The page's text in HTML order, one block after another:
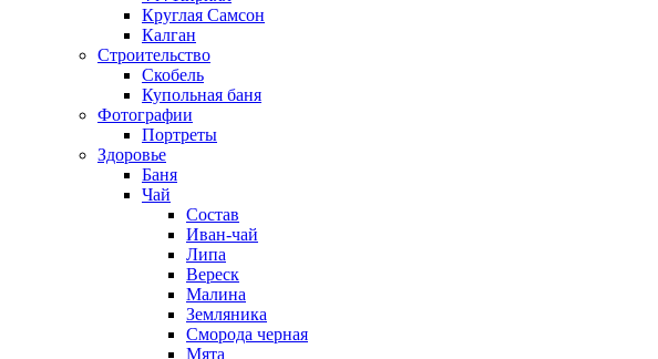
Круглая Самсон
Калган
Строительство
Скобель
Купольная баня
Фотографии
Портреты
Здоровье
Баня
Чай
Состав
Иван-чай
Липа
Вереск
Малина
Земляника
Сморода черная
Мята